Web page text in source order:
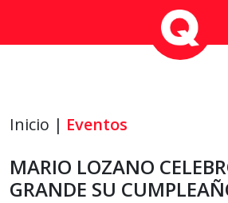
Inicio | Eventos
MARIO LOZANO
GRANDE SU